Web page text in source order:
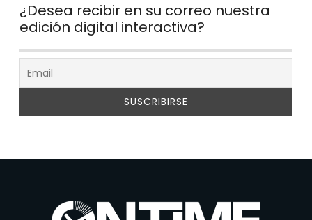
¿Desea recibir en su correo nuestra
edición digital interactiva?